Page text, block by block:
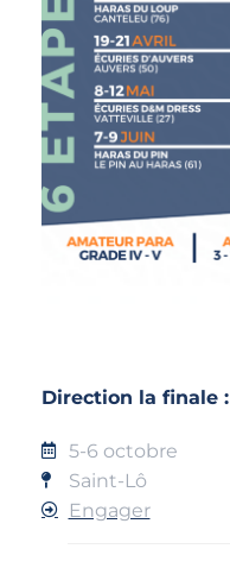
Direction la finale :
5-6 octobre
Saint-Lô
Engager